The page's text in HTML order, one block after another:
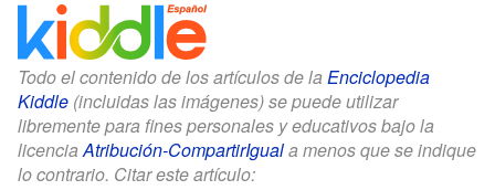
Todo el contenido de los artículos de la Enciclopedia
Kiddle (incluidas las imágenes) se puede utilizar
libremente para fines personales y educativos bajo la
licenciaAtribución-CompartirIguala menos que se indique
lo contrario. Citar este artículo: